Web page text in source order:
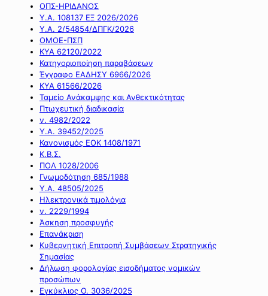
ΟΠΣ-ΗΡΙΔΑΝΟΣ
Υ.Α. 108137 ΕΞ 2026/2026
Υ.Α. 2/54854/ΔΠΓΚ/2026
ΟΜΟΕ-ΠΣΠ
ΚΥΑ 62120/2022
Κατηγοριοποίηση παραβάσεων
Έγγραφο ΕΑΔΗΣΥ 6966/2026
ΚΥΑ 61566/2026
Ταμείο Ανάκαμψης και Ανθεκτικότητας
Πτωχευτική διαδικασία
ν. 4982/2022
Υ.Α. 39452/2025
Κανονισμός ΕΟΚ 1408/1971
Κ.Β.Σ.
ΠΟΛ 1028/2006
Γνωμοδότηση 685/1988
Υ.Α. 48505/2025
Ηλεκτρονικά τιμολόγια
ν. 2229/1994
Άσκηση προσφυγής
Επανάκριση
Κυβερνητική Επιτροπή Συμβάσεων Στρατηγικής
Σημασίας
Δήλωση φορολογίας εισοδήματος νομικών
προσώπων
Εγκύκλιος Ο. 3036/2025